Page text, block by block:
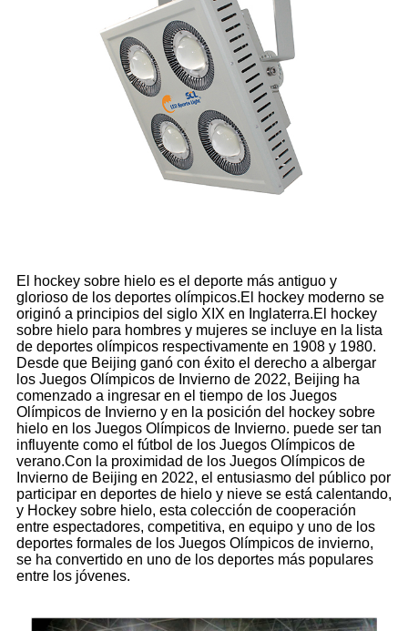
El hockey sobre hielo es el deporte más antiguo y
glorioso de los deportes olímpicos.El hockey moderno se
originó a principios del siglo XIX en Inglaterra.El hockey
sobre hielo para hombres y mujeres se incluye en la lista
de deportes olímpicos respectivamente en 1908 y 1980.
Desde que Beijing ganó con éxito el derecho a albergar
los Juegos Olímpicos de Invierno de 2022, Beijing ha
comenzado a ingresar en el tiempo de los Juegos
Olímpicos de Invierno y en la posición del hockey sobre
hielo en los Juegos Olímpicos de Invierno. puede ser tan
influyente como el fútbol de los Juegos Olímpicos de
verano.Con la proximidad de los Juegos Olímpicos de
Invierno de Beijing en 2022, el entusiasmo del público por
participar en deportes de hielo y nieve se está calentando,
y Hockey sobre hielo, esta colección de cooperación
entre espectadores, competitiva, en equipo y uno de los
deportes formales de los Juegos Olímpicos de invierno,
se ha convertido en uno de los deportes más populares
entre los jóvenes.